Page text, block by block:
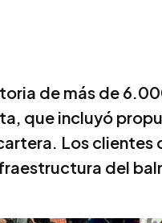
de más de
que incluyó
Los
del